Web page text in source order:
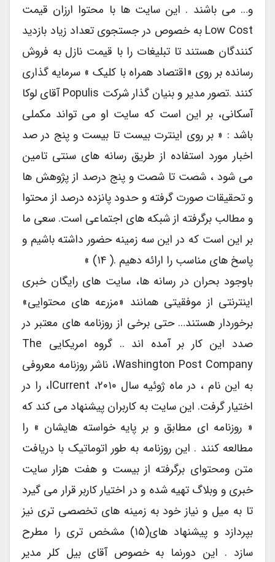
و… می باشند . این سایت ها با محتوا ارزان قیمت
Low Cost به خصوص در جستجوی تعداد زیاد بازدید
کنندگان هستند تا تبلیغات را با قیمت نازل به فروش
رسانده بر روی «اقتصاد همراه با کلیک » سرمایه گذاری
کنند .تصور مدیر و بنیان گذار شرکت Populis آقای لوکا
آسکانی، بر این است که سایت او می تواند مکملی
باشد : « بر روی اینترت بیست تا بیست و پنج در صد
اخبار مورد استفاده از طریق رسانه های سنتی تامین
می شود ، شصت تا شصت و پنج درصد از پژوهش ها
و تحقیقات صورت گرفته و حدود پانزده درصد از محتوا
و مطالب برگرفته از شبکه های اجتماعی است. سعی ما
بر این است که در این سه زمینه حضور داشته باشیم و
پاسخ های مناسب را ارائه دهیم .( ۱۴) »
باوجود بحران در رسانه ها، سایت های رایگان خبری
اینترنتی از موفقیتی همانند «مزرعه های محتوایی»
برخوردار هستند… حتی برخی از روزنامه های معتبر در
صدد این کار بر آمده اند .. گروه امریکایی The
Washington Post Company، ناشر روزنامه معروفی
به این نام ، در ماه ژوئیه سال ۲۰۱۰، ICurrent، را در
اختیار گرفت. این سایت به کاربران پیشنهاد می کند که
« روزنامه ای مطابق و بر پایه خواسته هایشان » را
مطالعه کنند . این روزنامه به طور اتوماتیک با دریافت
متن ومحتوای برگرفته از بیست و هفت هزار سایت
خبری و وبلاگ تهیه شده و در اختیار کاربر قرار می گیرد
تا به میل و نیاز خود به زمینه های تخصصی تری نیز
بپردازد و پیشنهاد های(۱۵) مشخص تری را مطرح
سازد . این دورنما به خصوص آقای بیل کلر مدیر